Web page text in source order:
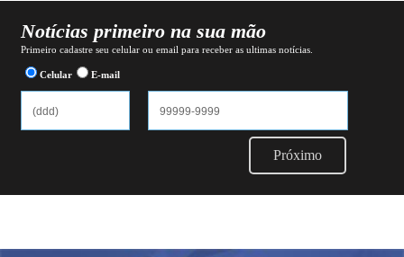
Notícias primeiro na sua mão
Primeiro cadastre seu celular ou email para receber as ultimas notícias.
Celular E-mail
Próximo